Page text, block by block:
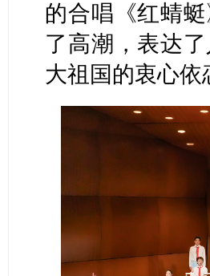
的合唱《红蜻
了高潮，表达
大祖国的衷心